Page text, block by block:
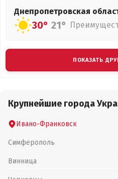
Днепропетровская
30° 21°
ПОКАЗАТЬ
Крупнейшие города
Ивано-Франковск
Симферополь
Винница